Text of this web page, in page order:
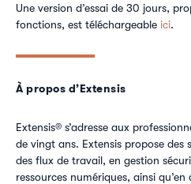
Une version d’essai de 30 jours,
fonctions, est téléchargeable ici.
À propos d’Extensis
Extensis® s’adresse aux
de vingt ans. Extensis propose des
des flux de travail, en gestion
ressources numériques, ainsi